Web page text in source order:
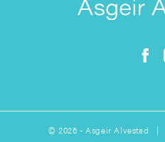
© 2026 - Asgeir Alvestad |